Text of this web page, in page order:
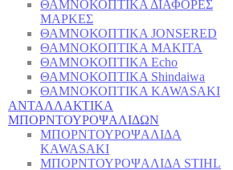
ΘΑΜΝΟΚΟΠΤΙΚΑ ΔΙΑΦΟΡΕΣ
ΜΑΡΚΕΣ
ΘΑΜΝΟΚΟΠΤΙΚΑ JONSERED
ΘΑΜΝΟΚΟΠΤΙΚΑ MAKITA
ΘΑΜΝΟΚΟΠΤΙΚΑ Echo
ΘΑΜΝΟΚΟΠΤΙΚΑ Shindaiwa
ΘΑΜΝΟΚΟΠΤΙΚΑ KAWASAKI
ΑΝΤΑΛΛΑΚΤΙΚΑ
ΜΠΟΡΝΤΟΥΡΟΨΑΛΙΔΩΝ
ΜΠΟΡΝΤΟΥΡΟΨΑΛΙΔΑ
KAWASAKI
ΜΠΟΡΝΤΟΥΡΟΨΑΛΙΔΑ STIHL